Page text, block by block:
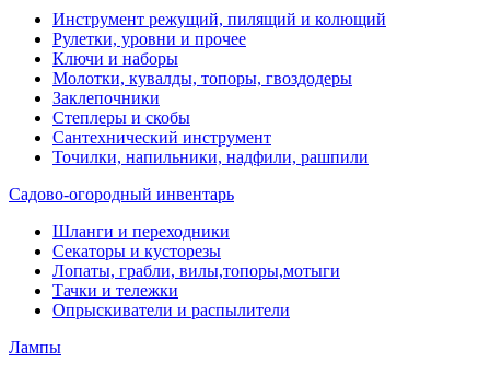
Инструмент режущий, пилящий и колющий
Рулетки, уровни и прочее
Ключи и наборы
Молотки, кувалды, топоры, гвоздодеры
Заклепочники
Степлеры и скобы
Сантехнический инструмент
Точилки, напильники, надфили, рашпили
Садово-огородный инвентарь
Шланги и переходники
Секаторы и кусторезы
Лопаты, грабли, вилы,топоры,мотыги
Тачки и тележки
Опрыскиватели и распылители
Лампы